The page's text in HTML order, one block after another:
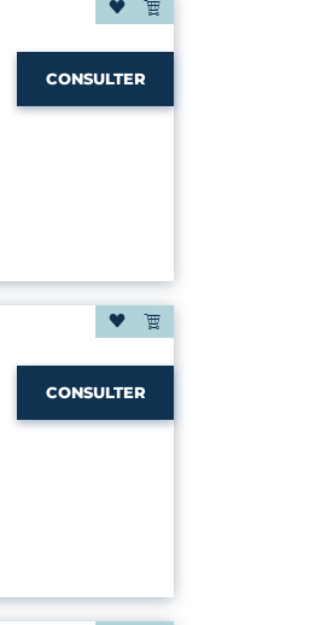
CONSULTER
CONSULTER